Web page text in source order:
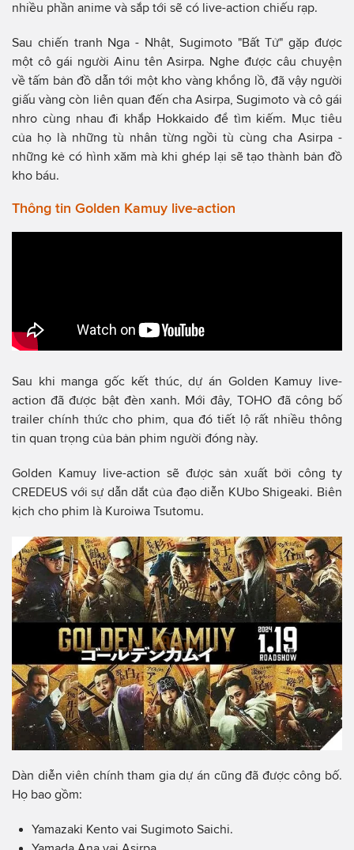
nhiều phần anime và sắp tới sẽ có live-action chiếu rạp.
Sau chiến tranh Nga - Nhật, Sugimoto "Bất Tử" gặp được
một cô gái người Ainu tên Asirpa. Nghe được câu chuyện
về tấm bản đồ dẫn tới một kho vàng khổng lồ, đã vậy người
giấu vàng còn liên quan đến cha Asirpa, Sugimoto và cô gái
nhro cùng nhau đi khắp Hokkaido để tìm kiếm. Mục tiêu
của họ là những tù nhân từng ngồi tù cùng cha Asirpa -
những kẻ có hình xăm mà khi ghép lại sẽ tạo thành bản đồ
kho báu.
Thông tin Golden Kamuy live-action
Sau khi manga gốc kết thúc, dự án Golden Kamuy live-
action đã được bật đèn xanh. Mới đây, TOHO đã công bố
trailer chính thức cho phim, qua đó tiết lộ rất nhiều thông
tin quan trọng của bản phim người đóng này.
Golden Kamuy live-action sẽ được sản xuất bởi công ty
CREDEUS với sự dẫn dắt của đạo diễn KUbo Shigeaki. Biên
kịch cho phim là Kuroiwa Tsutomu.
Dàn diễn viên chính tham gia dự án cũng đã được công bố.
Họ bao gồm:
Yamazaki Kento vai Sugimoto Saichi.